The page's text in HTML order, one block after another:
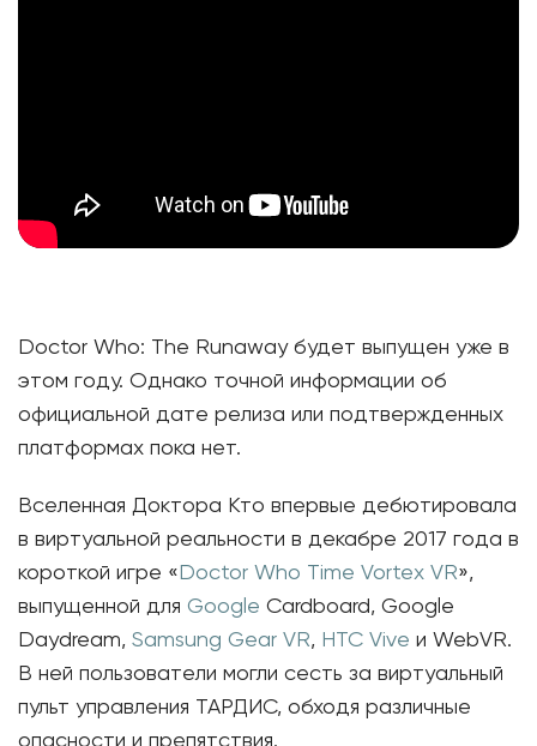
Doctor Who: The Runaway будет выпущен уже в
этом году. Однако точной информации об
официальной дате релиза или подтвержденных
платформах пока нет.
Вселенная Доктора Кто впервые дебютировала
в виртуальной реальности в декабре 2017 года в
короткой игре « Doctor Who Time Vortex VR»,
выпущенной для Google Cardboard, Google
Daydream, Samsung Gear VR, HTC Vive и WebVR.
В ней пользователи могли сесть за виртуальный
пульт управления ТАРДИС, обходя различные
опасности и препятствия.